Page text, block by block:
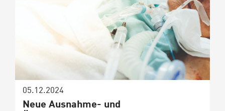
05.12.2024
Neue Ausnahme- und